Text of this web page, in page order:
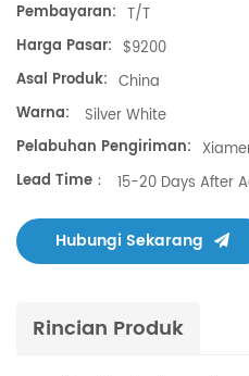
Pembayaran: T/T
Harga Pasar: $9200
Asal Produk: China
Warna:
Silver White
Pelabuhan Pengiriman:
Lead Time：
15-20 Days After
Hubungi Sekarang
Rincian Produk